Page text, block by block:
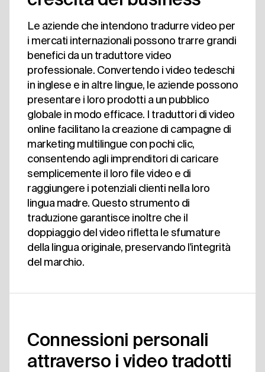
Le aziende che intendono tradurre video per
i mercati internazionali possono trarre grandi
benefici da un traduttore video
professionale. Convertendo i video tedeschi
in inglese e in altre lingue, le aziende possono
presentare i loro prodotti a un pubblico
globale in modo efficace. I traduttori di video
online facilitano la creazione di campagne di
marketing multilingue con pochi clic,
consentendo agli imprenditori di caricare
semplicemente il loro file video e di
raggiungere i potenziali clienti nella loro
lingua madre. Questo strumento di
traduzione garantisce inoltre che il
doppiaggio del video rifletta le sfumature
della lingua originale, preservando l'integrità
del marchio.
Connessioni personali
attraverso i video tradotti